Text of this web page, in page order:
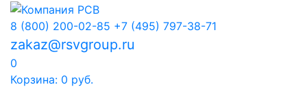
8 (800) 200-02-85 +7 (495) 797-38-71
zakaz@rsvgroup.ru
0
Корзина: 0 руб.